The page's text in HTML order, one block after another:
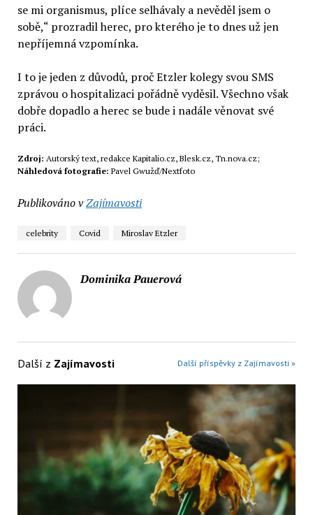
se mi organismus, plíce selhávaly a nevěděl jsem o
sobě,“ prozradil herec, pro kterého je to dnes už jen
nepříjemná vzpomínka.
I to je jeden z důvodů, proč Etzler kolegy svou SMS
zprávou o hospitalizaci pořádně vyděsil. Všechno však
dobře dopadlo a herec se bude i nadále věnovat své
práci.
Zdroj: Autorský text, redakce Kapitalio.cz, Blesk.cz, Tn.nova.cz;
Náhledová fotografie: Pavel Gwužď/Nextfoto
Publikováno vZajímavosti
celebrity Covid Miroslav Etzler
Dominika Pauerová
Další z Zajímavosti Další příspěvky z Zajímavosti »